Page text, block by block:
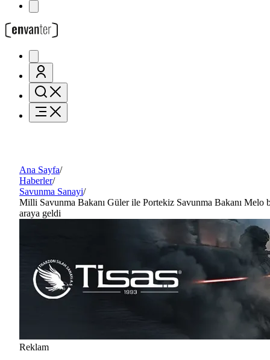
Ana Sayfa/
Haberler/
Savunma Sanayi/
Milli Savunma Bakanı Güler ile Portekiz Savunma Bakanı Melo
araya geldi
Reklam